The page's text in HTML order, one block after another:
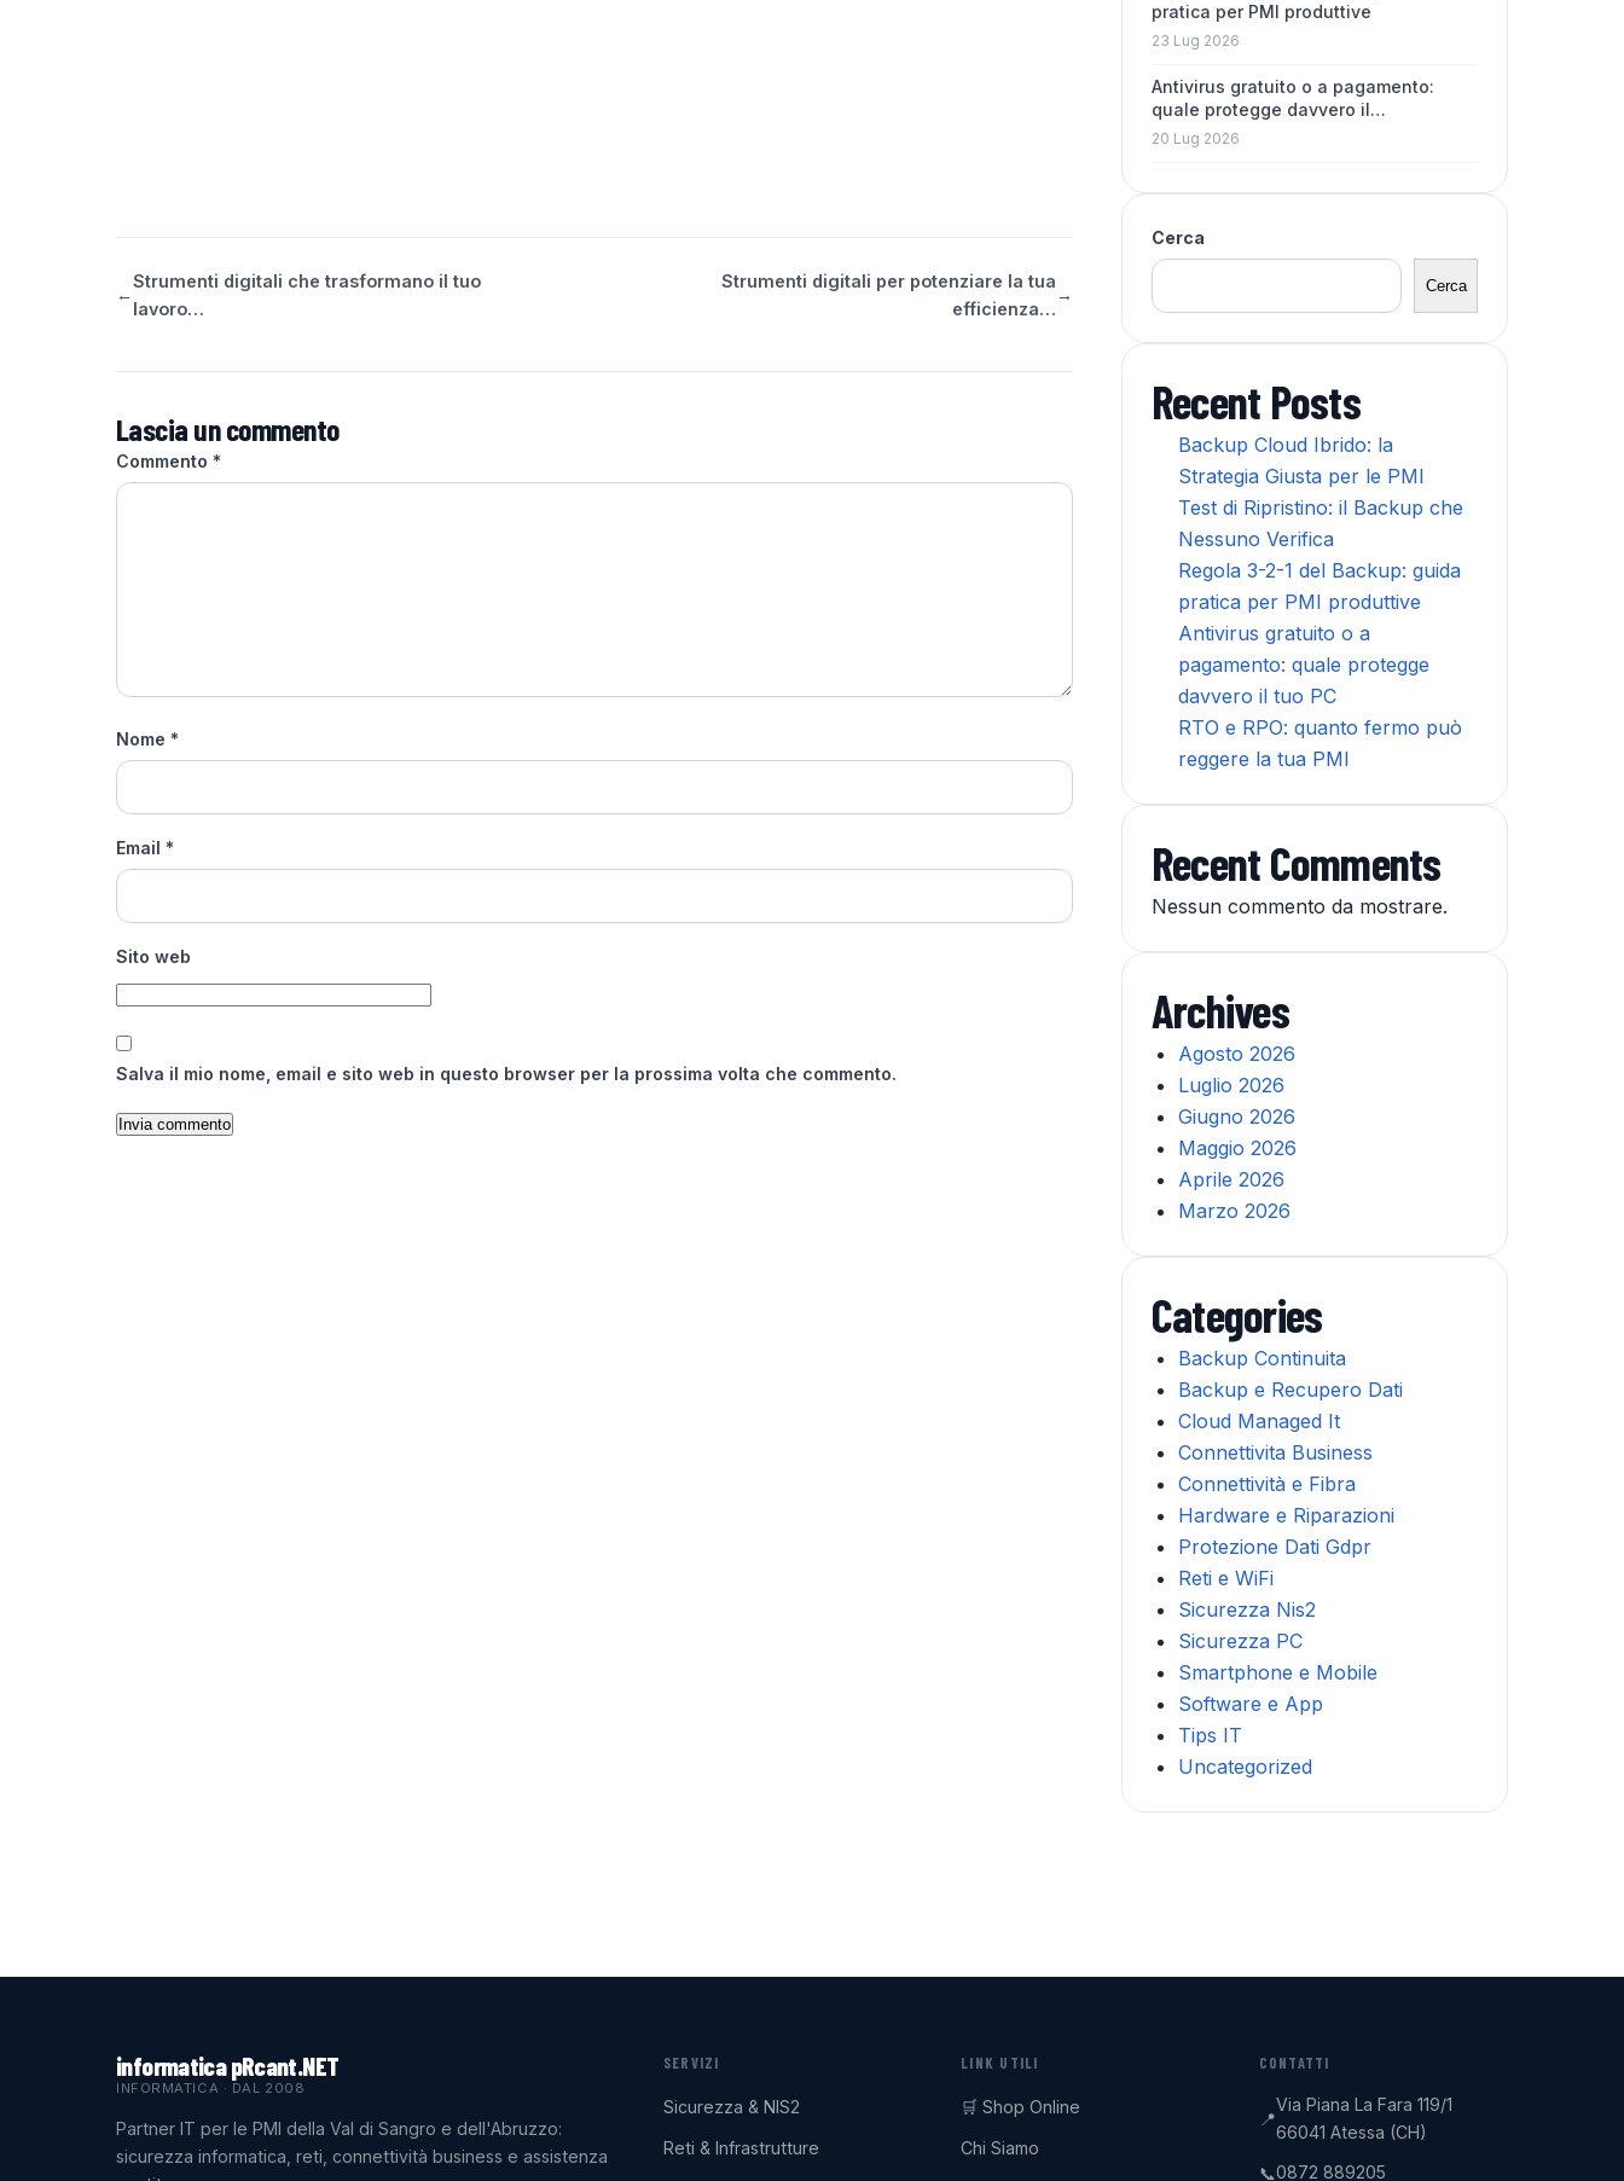
←
Strumenti digitali che trasformano il tuo
lavoro…
Strumenti digitali per potenziare la tua
efficienza…
→
Lascia un commento
Commento *
Nome *
Email *
Sito web
Salva il mio nome, email e sito web in questo browser per la prossima volta che commento.
pratica per PMI produttive
23 Lug 2026
Antivirus gratuito o a pagamento:
quale protegge davvero il…
20 Lug 2026
Cerca
Cerca
Recent Posts
Backup Cloud Ibrido: la
Strategia Giusta per le PMI
Test di Ripristino: il Backup che
Nessuno Verifica
Regola 3-2-1 del Backup: guida
pratica per PMI produttive
Antivirus gratuito o a
pagamento: quale protegge
davvero il tuo PC
RTO e RPO: quanto fermo può
reggere la tua PMI
Recent Comments
Nessun commento da mostrare.
Archives
Agosto 2026
Luglio 2026
Giugno 2026
Maggio 2026
Aprile 2026
Marzo 2026
Categories
Backup Continuita
Backup e Recupero Dati
Cloud Managed It
Connettivita Business
Connettività e Fibra
Hardware e Riparazioni
Protezione Dati Gdpr
Reti e WiFi
Sicurezza Nis2
Sicurezza PC
Smartphone e Mobile
Software e App
Tips IT
Uncategorized
informatica pRcant.NET
INFORMATICA · DAL 2008
Partner IT per le PMI della Val di Sangro e dell'Abruzzo:
sicurezza informatica, reti, connettività business e assistenza
SERVIZI
Sicurezza & NIS2
Reti & Infrastrutture
LINK UTILI
🛒 Shop Online
Chi Siamo
CONTATTI
📍
Via Piana La Fara 119/1
66041 Atessa (CH)
📞0872 889205